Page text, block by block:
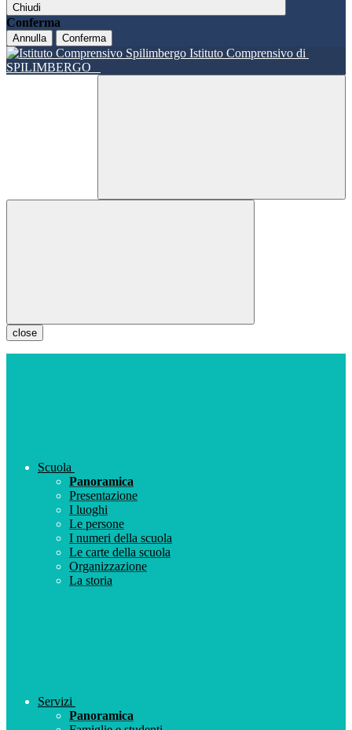
Chiudi
Conferma
Annulla Conferma
Istituto Comprensivo di
SPILIMBERGO
close
Scuola
Panoramica
Presentazione
I luoghi
Le persone
I numeri della scuola
Le carte della scuola
Organizzazione
La storia
Servizi
Panoramica